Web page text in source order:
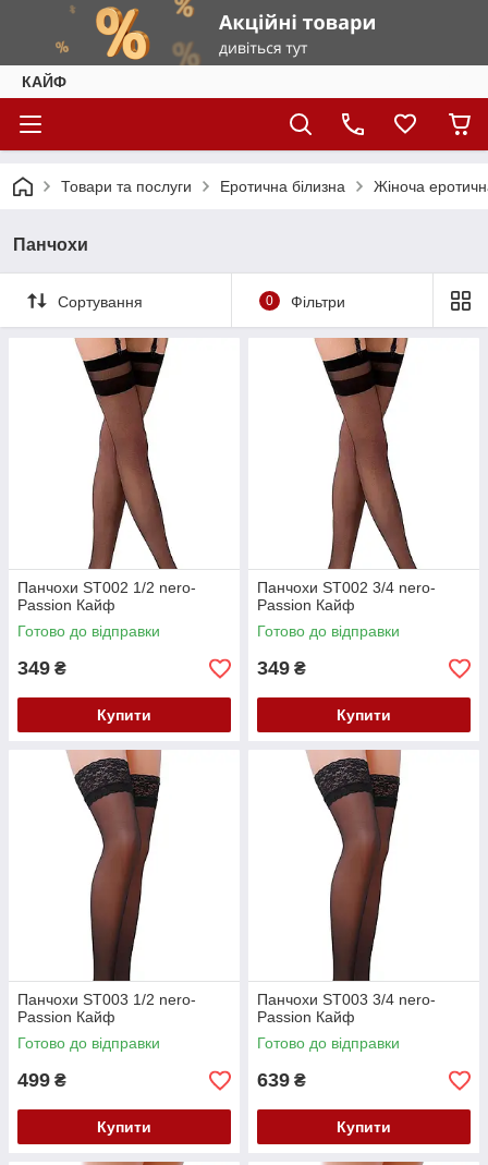
КАЙФ
Товари та послуги Еротична білизна Жіноча
Панчохи
Сортування 0 Фільтри
Панчохи ST002 1/2 nero-
Passion Кайф
Готово до відправки
349 ₴
Купити
Панчохи ST002 3/4 nero-
Passion Кайф
Готово до відправки
349 ₴
Купити
Панчохи ST003 1/2 nero-
Passion Кайф
Готово до відправки
499 ₴
Купити
Панчохи ST003 3/4 nero-
Passion Кайф
Готово до відправки
639 ₴
Купити